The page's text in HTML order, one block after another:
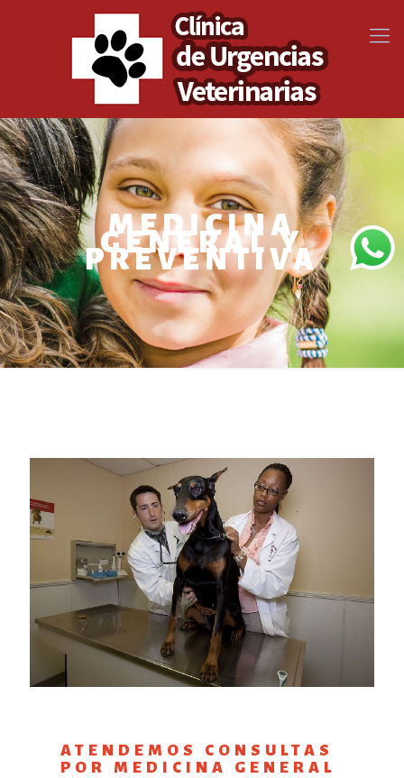
MEDICINA
GENERAL Y
PREVENTIVA
ATENDEMOS CONSULTAS
POR MEDICINA GENERAL